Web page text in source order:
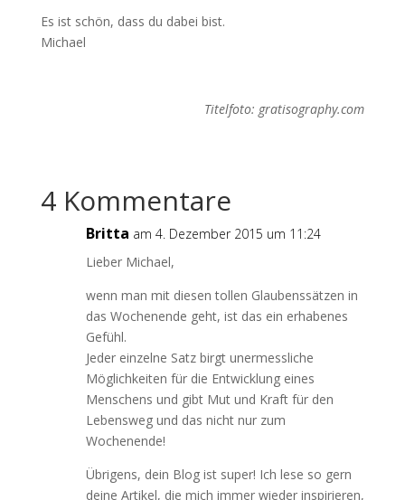
Es ist schön, dass du dabei bist.
Michael
Titelfoto: gratisography.com
4 Kommentare
Britta am 4. Dezember 2015 um 11:24
Lieber Michael,
wenn man mit diesen tollen Glaubenssätzen in
das Wochenende geht, ist das ein erhabenes
Gefühl.
Jeder einzelne Satz birgt unermessliche
Möglichkeiten für die Entwicklung eines
Menschens und gibt Mut und Kraft für den
Lebensweg und das nicht nur zum
Wochenende!
Übrigens, dein Blog ist super! Ich lese so gern
deine Artikel, die mich immer wieder inspirieren,